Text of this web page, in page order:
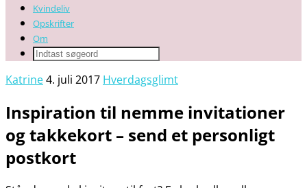
Kvindeliv
Opskrifter
Om
Katrine4. juli 2017 Hverdagsglimt
Inspiration til nemme invitationer
og takkekort – send et personligt
postkort